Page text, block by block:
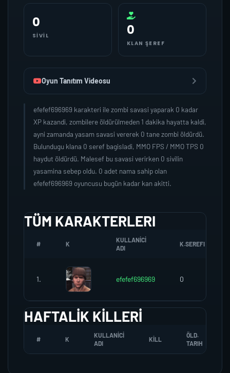
0
SIVIL 0
KLAN ŞEREF
Oyun Tanıtım Videosu
efefef696969 karakteri ile zombi savasi yaparak 0 kadar
XP kazandi, zombilere öldürülmeden 1 dakika hayatta kaldi,
ayni zamanda yasam savasi vererek 0 tane zombi öldürdü.
Bulundugu klana 0 seref bagisladi, MMO FPS / MMO TPS 0
haydut öldürdü. Malesef bu savasi verirken 0 sivilin
yasamina sebep oldu. 0 adet nama sahip olan
efefef696969 oyuncusu bugün kadar kan akitti.
TÜM KARAKTERLERI
# K
KULLANICI
ADI
K.SEREFI
1. efefef696969 0
HAFTALIK KILLERI
# K
KULLANICI
ADI
KILL
ÖLD.
TARIH